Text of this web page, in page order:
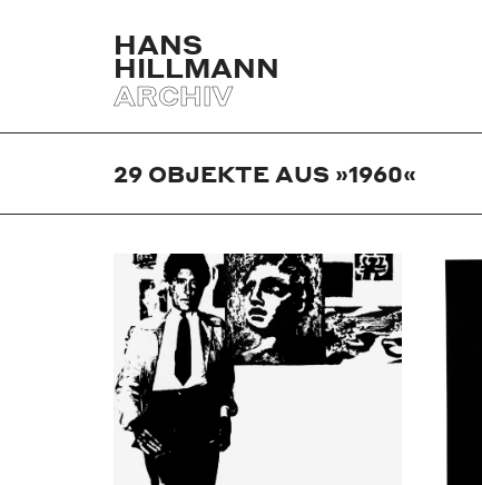
HANS
HILLMANN
ARCHIV
29 OBJEKTE AUS »1960«